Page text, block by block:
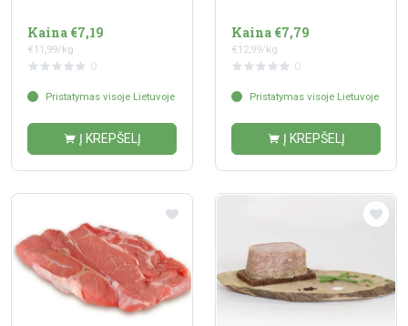
Kaina €7,19
€11,99/kg
0
Pristatymas visoje Lietuvoje
Į KREPŠELĮ
Kaina €7,79
€12,99/kg
0
Pristatymas visoje Lietuvoje
Į KREPŠELĮ